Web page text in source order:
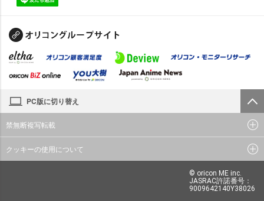
PC版に切り替え
禁無断複写転載
クッキーの使用について
© oricon ME inc.
JASRAC許諾番号：
9009642140Y38026